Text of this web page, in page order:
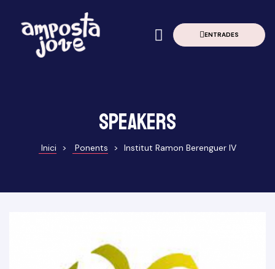
ENTRADES
Speakers
Inici > Ponents > Institut Ramon Berenguer IV